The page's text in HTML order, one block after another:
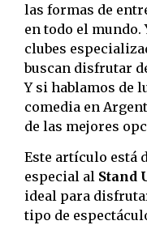
las formas de
en todo el mundo.
clubes
buscan disfrutar
Y si hablamos de
comedia en
de las mejores
Este artículo está
especial al Stand
ideal para
tipo de